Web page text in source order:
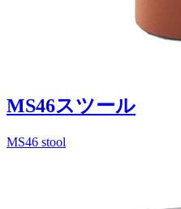
MS46スツール
MS46 stool